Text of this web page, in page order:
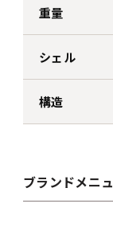
重量
シェル
構造
ブランドメニ